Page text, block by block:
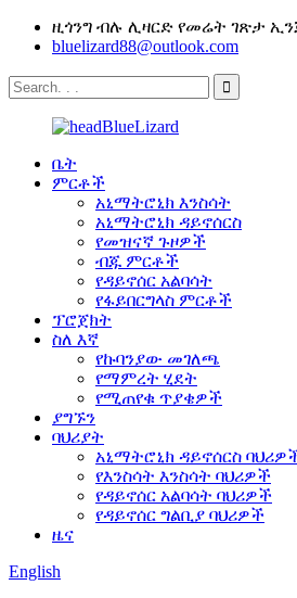
ዚጎንግ ብሉ ሊዛርድ የመሬት ገጽታ
bluelizard88@outlook.com
ቤት
ምርቶች
አኒማትሮኒክ እንስሳት
አኒማትሮኒክ ዳይኖሰርስ
የመዝናኛ ጉዞዎች
ብጁ ምርቶች
የዳይኖሰር አልባሳት
የፋይበርግላስ ምርቶች
ፕሮጀክት
ስለ እኛ
የኩባንያው መገለጫ
የማምረት ሂደት
የሚጠየቁ ጥያቄዎች
ያግኙን
ባህሪያት
አኒማትሮኒክ ዳይኖሰርስ
የእንስሳት እንስሳት ባህሪዎች
የዳይኖሰር አልባሳት ባህሪዎች
የዳይኖሰር ግልቢያ ባህሪዎች
ዜና
English